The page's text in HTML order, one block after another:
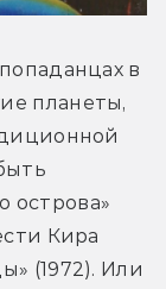
в
планеты,
острова»
Кира
(1972). Или